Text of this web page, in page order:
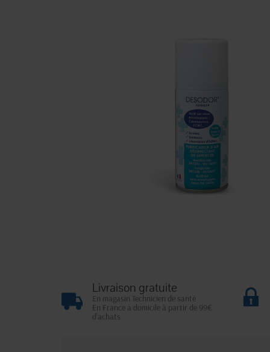
Livraison gratuite
En magasin Technicien de santé
En France à domicile à partir de 99€
d'achats